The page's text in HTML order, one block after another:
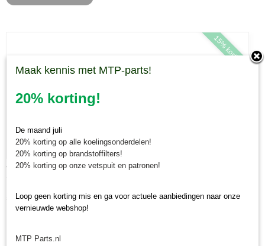
15% korting!
Topstang cat 1 XL (goudkleurig)
Topstang cat 1 XL (goudkleurig) De topstang cat 1 XL koopt u…
€ 36,30 € 30,85
Maak kennis met MTP-parts!
20% korting!
De maand juli
20% korting op alle koelingsonderdelen!
20% korting op brandstoffilters!
20% korting op onze vetspuit en patronen!
Loop geen korting mis en ga voor actuele aanbiedingen naar onze
vernieuwde webshop!
MTP Parts.nl